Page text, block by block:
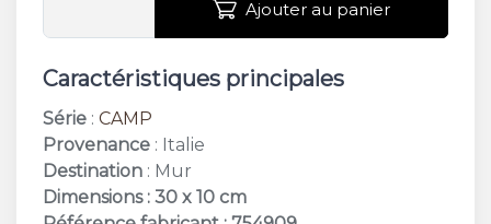
Ajouter au panier
Caractéristiques principales
Série : CAMP
Provenance : Italie
Destination : Mur
Dimensions : 30 x 10 cm